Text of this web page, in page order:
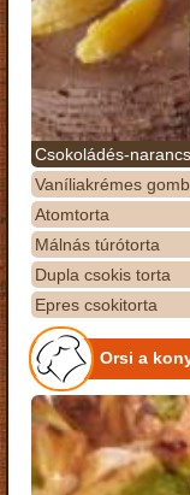
Csokoládés-
Vaníliakrémes
Atomtorta
Málnás túrótorta
Dupla csokis torta
Epres csokitorta
Orsi a